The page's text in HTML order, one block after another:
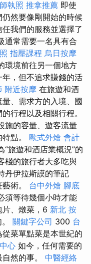
執照 推拿推薦 即使
然要像剛開始的時候
我們的服務並選擇了
通常需要一名具有合
指壓課程 烏日按摩
環境前往另一個地方
，但不追求賺錢的活
附近按摩 在旅遊和酒
、需求方的入境、國
行程以及相關行程。
施的容量、遊客流量
點。 歐式外燴 會計
旅遊和酒店業概況”的
棧的旅行者大多吃與
丹伊拉斯謨的筆記
術。 台中外燴 腳底
須等待幾個小時才能
、燉菜，6 新北 按
關鍵字公司 300 台
菜單點菜是本世紀的
心 如今，任何需要的
然的事。 中醫經絡